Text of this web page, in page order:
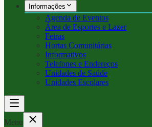
Informações
Agenda de Eventos
Área de Esportes e Lazer
Feiras
Hortas Comunitárias
Informativos
Telefones e Endereços
Unidades de Saúde
Unidades Escolares
Menu